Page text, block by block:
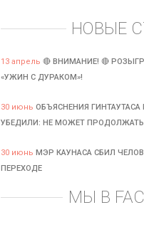
НОВЫЕ
13 апрель 🔴 ВНИМАНИЕ! 🔴
«УЖИН С ДУРАКОМ»!
30 июнь ОБЪЯСНЕНИЯ
УБЕДИЛИ: НЕ МОЖЕТ ПРОДОЛЖАТЬ
30 июнь МЭР КАУНАСА СБИЛ
ПЕРЕХОДЕ
МЫ В